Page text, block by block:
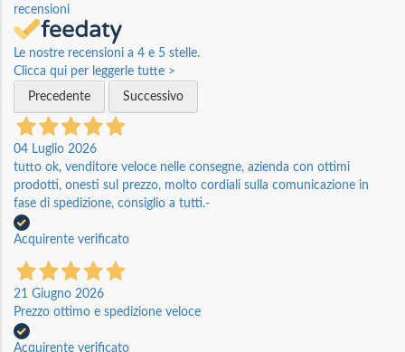
recensioni
Le nostre recensioni a 4 e 5 stelle.
Clicca qui per leggerle tutte >
Precedente
Successivo
04 Luglio 2026
tutto ok, venditore veloce nelle consegne, azienda con ottimi
prodotti, onesti sul prezzo, molto cordiali sulla comunicazione in
fase di spedizione, consiglio a tutti.-
Acquirente verificato
21 Giugno 2026
Prezzo ottimo e spedizione veloce
Acquirente verificato